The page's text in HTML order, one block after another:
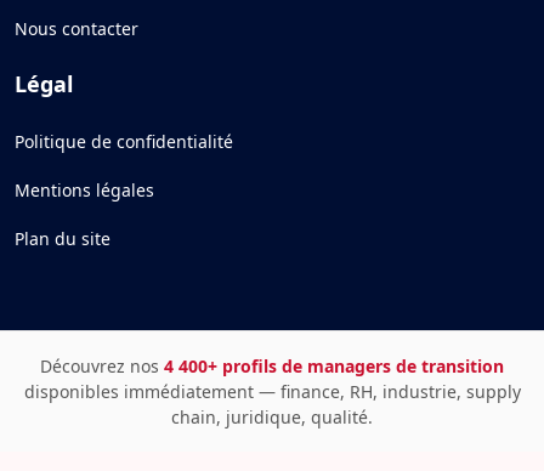
Nous contacter
Légal
Politique de confidentialité
Mentions légales
Plan du site
Découvrez nos 4 400+ profils de managers de transition
disponibles immédiatement — finance, RH, industrie, supply
chain, juridique, qualité.